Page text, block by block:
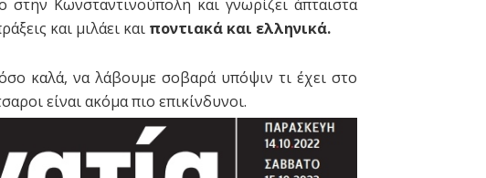
Κωνσταντινούπολη και γνωρίζει άπταιστα
και μιλάει και ποντιακά και ελληνικά.
καλά, να λάβουμε σοβαρά υπόψιν τι έχει στο
είναι ακόμα πιο επικίνδυνοι.